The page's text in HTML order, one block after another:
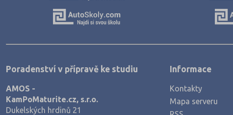
Zemědělství a lesnictví
Policejní a vojenské obory
Právo
Zdravotnické obory
Poradenství v přípravě ke studiu
AMOS -
KamPoMaturite.cz, s.r.o.
Dukelských hrdinů 21
Informace
Kontakty
Mapa serveru